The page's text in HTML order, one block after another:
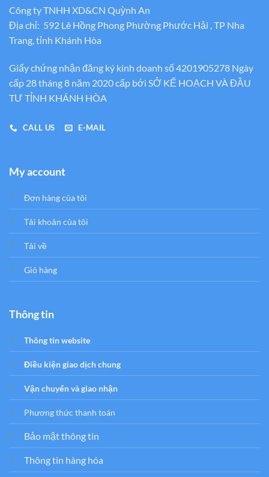
Công ty TNHH XD&CN Quỳnh An
Địa chỉ: 592 Lê Hồng Phong Phường Phước Hải , TP Nha
Trang, tỉnh Khánh Hòa
Giấy chứng nhận đăng ký kinh doanh số 4201905278 Ngày
cấp 28 tháng 8 năm 2020 cấp bới SỞ KẾ HOẠCH VÀ ĐẦU
TƯ TỈNH KHÁNH HÒA
CALL US E-MAIL
My account
Đơn hàng của tôi
Tải khoản của tôi
Tải về
Giỏ hàng
Thông tin
Thông tin website
Điều kiện giao dịch chung
Vận chuyển và giao nhận
Phương thức thanh toán
Bảo mật thông tin
Thông tin hàng hóa